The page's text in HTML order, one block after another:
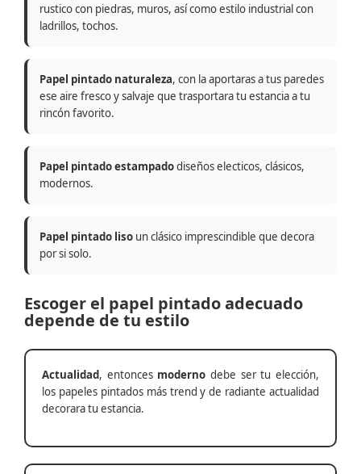
rustico con piedras, muros, así como estilo industrial con
ladrillos, tochos.
Papel pintado naturaleza, con la aportaras a tus paredes
ese aire fresco y salvaje que trasportara tu estancia a tu
rincón favorito.
Papel pintado estampadodiseños electicos, clásicos,
modernos.
Papel pintado liso un clásico imprescindible que decora
por si solo.
Escoger el papel pintado adecuado
depende de tu estilo
Actualidad, entonces moderno debe ser tu elección,
los papeles pintados más trend y de radiante actualidad
decorara tu estancia.